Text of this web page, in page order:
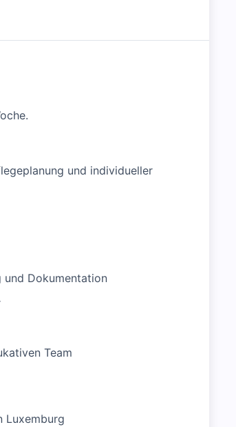
und individueller
und Dokumentation
Team
Luxemburg